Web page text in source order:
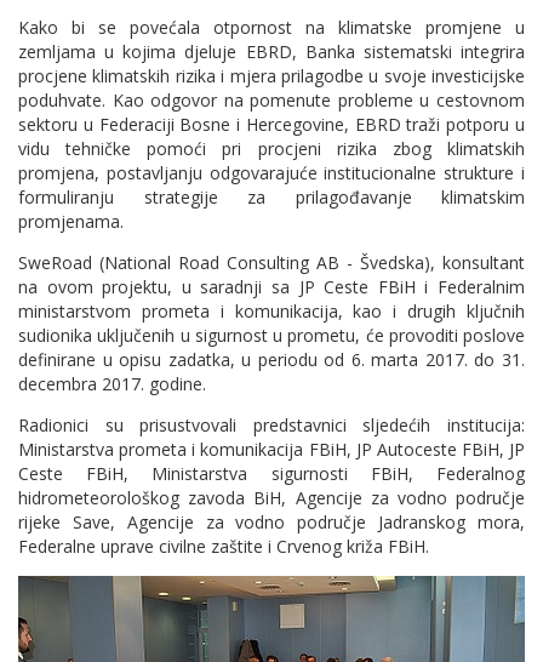
Kako bi se povećala otpornost na klimatske promjene u
zemljama u kojima djeluje EBRD, Banka sistematski integrira
procjene klimatskih rizika i mjera prilagodbe u svoje investicijske
poduhvate. Kao odgovor na pomenute probleme u cestovnom
sektoru u Federaciji Bosne i Hercegovine, EBRD traži potporu u
vidu tehničke pomoći pri procjeni rizika zbog klimatskih
promjena, postavljanju odgovarajuće institucionalne strukture i
formuliranju strategije za prilagođavanje klimatskim
promjenama.
SweRoad (National Road Consulting AB - Švedska), konsultant
na ovom projektu, u saradnji sa JP Ceste FBiH i Federalnim
ministarstvom prometa i komunikacija, kao i drugih ključnih
sudionika uključenih u sigurnost u prometu, će provoditi poslove
definirane u opisu zadatka, u periodu od 6. marta 2017. do 31.
decembra 2017. godine.
Radionici su prisustvovali predstavnici sljedećih institucija:
Ministarstva prometa i komunikacija FBiH, JP Autoceste FBiH, JP
Ceste FBiH, Ministarstva sigurnosti FBiH, Federalnog
hidrometeorološkog zavoda BiH, Agencije za vodno područje
rijeke Save, Agencije za vodno područje Jadranskog mora,
Federalne uprave civilne zaštite i Crvenog križa FBiH.